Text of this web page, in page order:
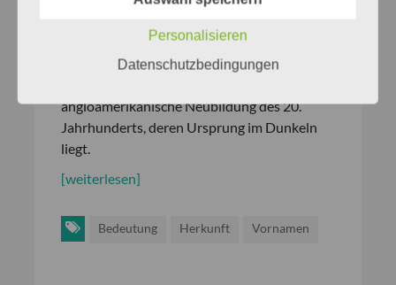
Enola, und wir möchten nun wissen, was er
Der weibliche VornameEnola–
angloamerikanische Neubildung des 20.
Jahrhunderts, deren Ursprung im Dunkeln
liegt.
[weiterlesen]
Bedeutung Herkunft Vornamen
Personalisieren
Datenschutzbedingungen